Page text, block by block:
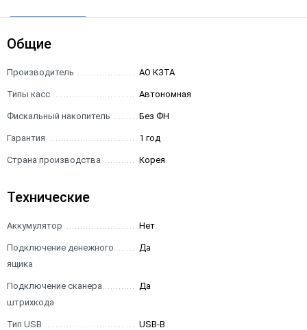
Общие
Производитель АО КЗТА
Типы касс Автономная
Фискальный накопитель Без ФН
Гарантия 1 год
Страна производства Корея
Технические
Аккумулятор Нет
Подключение денежного
ящика
Да
Подключение сканера
штрихкода
Да
Тип USB USB-B